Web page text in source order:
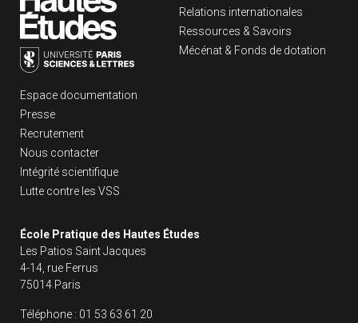
Relations internationales
Ressources & Savoirs
Mécénat & Fonds de dotation
Liens footer
Espace documentation
Presse
Recrutement
Nous contacter
Intégrité scientifique
Lutte contre les VSS
École Pratique des Hautes Études
Les Patios Saint Jacques
4-14, rue Ferrus
75014 Paris
Téléphone : 01 53 63 61 20